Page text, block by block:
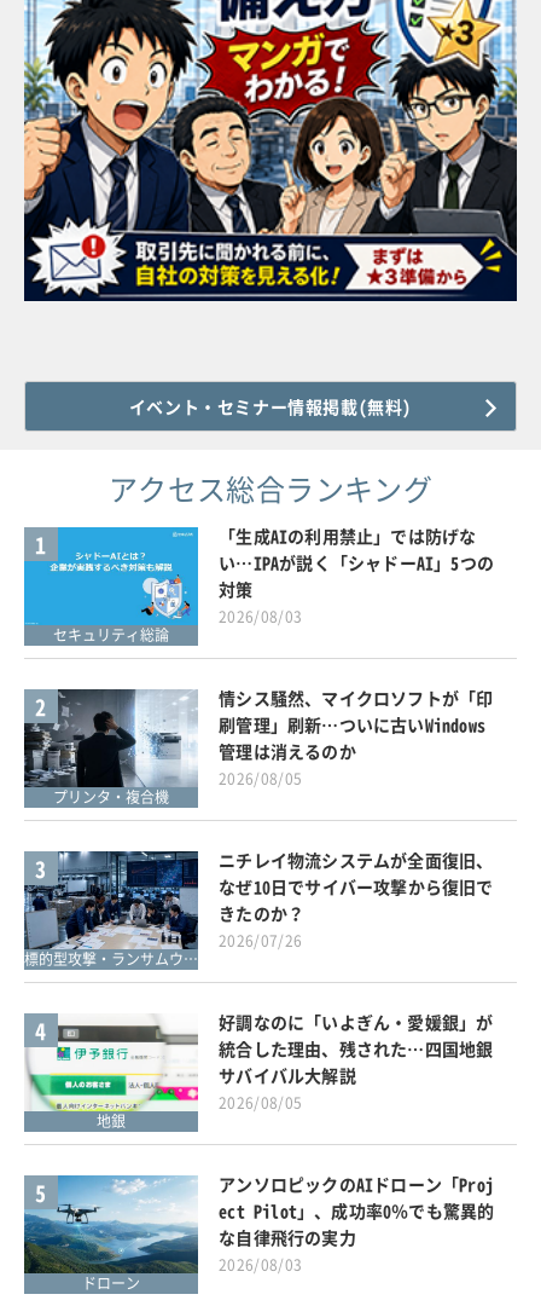
イベント・セミナー情報掲載(無料)
アクセス総合ランキング
1
セキュリティ総論
「生成AIの利用禁止」では防げな
い…IPAが説く「シャドーAI」5つの
対策
2026/08/03
2
プリンタ・複合機
情シス騒然、マイクロソフトが「印
刷管理」刷新…ついに古いWindows
管理は消えるのか
2026/08/05
3
標的型攻撃・ランサムウェア対策
ニチレイ物流システムが全面復旧、
なぜ10日でサイバー攻撃から復旧で
きたのか？
2026/07/26
4
地銀
好調なのに「いよぎん・愛媛銀」が
統合した理由、残された…四国地銀
サバイバル大解説
2026/08/05
5
ドローン
アンソロピックのAIドローン「Proj
ect Pilot」、成功率0％でも驚異的
な自律飛行の実力
2026/08/03